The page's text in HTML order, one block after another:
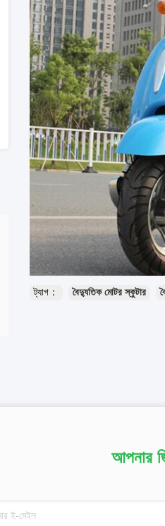
ট্যাগ： বৈদ্যুতিক মোটর স্কুটার
আপনার